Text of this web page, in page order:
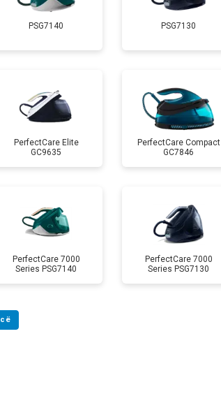
от 110 мин от 4100 ₽
от 80 мин от 4700 ₽
PSG7140 PSG7130
PerfectCare Elite
GC9635
PerfectCare Compact
GC7846
PerfectCare 7000
Series PSG7140
PerfectCare 7000
Series PSG7130